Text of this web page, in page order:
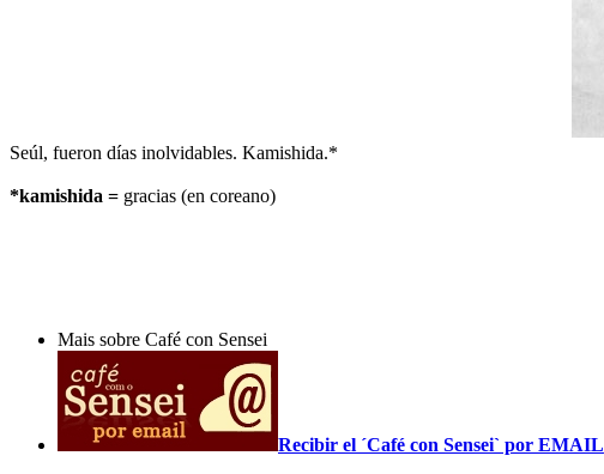
Seúl, fueron días inolvidables. Kamishida.*
*kamishida = gracias (en coreano)
Mais sobre Café con Sensei
Recibir el ´Café con Sensei` por EMAIL